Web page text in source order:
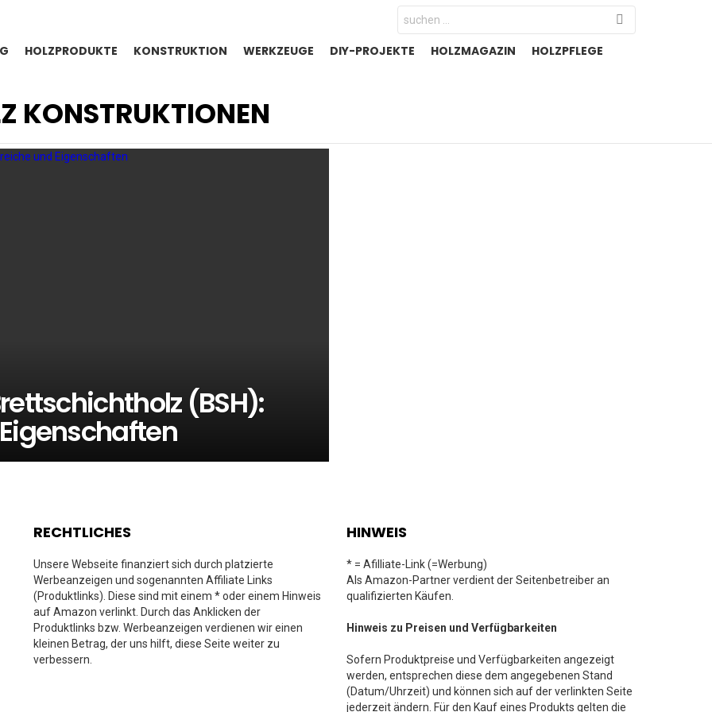
Search
for:
HOLZPRODUKTE KONSTRUKTION WERKZEUGE DIY-PROJEKTE HOLZMAGAZIN HOLZPFLEGE
KONSTRUKTIONEN
(BSH):
RECHTLICHES
Unsere Webseite finanziert sich durch platzierte
Werbeanzeigen und sogenannten Affiliate Links
(Produktlinks). Diese sind mit einem * oder einem Hinweis
auf Amazon verlinkt. Durch das Anklicken der
Produktlinks bzw. Werbeanzeigen verdienen wir einen
kleinen Betrag, der uns hilft, diese Seite weiter zu
verbessern.
HINWEIS
* = Afilliate-Link (=Werbung)
Als Amazon-Partner verdient der Seitenbetreiber an
qualifizierten Käufen.
Hinweis zu Preisen und Verfügbarkeiten
Sofern Produktpreise und Verfügbarkeiten angezeigt
werden, entsprechen diese dem angegebenen Stand
(Datum/Uhrzeit) und können sich auf der verlinkten Seite
jederzeit ändern. Für den Kauf eines Produkts gelten die